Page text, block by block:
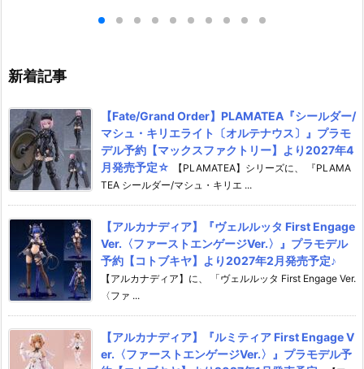
ダイ】より2026年7月25日発
新着記事
【Fate/Grand Order】PLAMATEA『シールダー/
マシュ・キリエライト〔オルテナウス〕』プラモ
デル予約【マックスファクトリー】より2027年4
月発売予定☆
【PLAMATEA】シリーズに、 『PLAMA
TEA シールダー/マシュ・キリエ ...
【アルカナディア】『ヴェルルッタ First Engage
Ver.〈ファーストエンゲージVer.〉』プラモデル
予約【コトブキヤ】より2027年2月発売予定♪
【アルカナディア】に、 「ヴェルルッタ First Engage Ver.
〈ファ ...
【アルカナディア】『ルミティア First Engage V
er.〈ファーストエンゲージVer.〉』プラモデル予